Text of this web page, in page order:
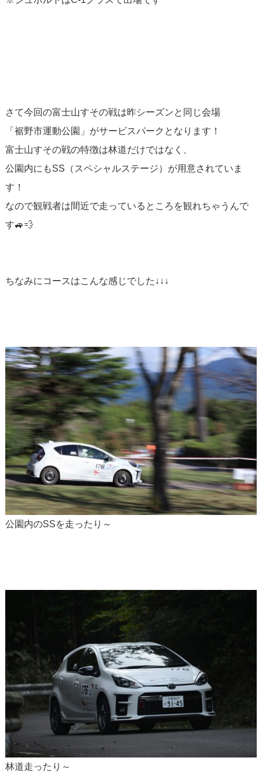
さて今回の富士山すその戦は昨シーズンと同じ会場
「裾野市運動公園」がサービスパークとなります！
富士山すその戦の特徴は林道だけではなく、
公園内にもSS（スペシャルステージ）が用意されていま
す！
なので観戦者は間近で走っているところを観れちゃうんで
す🚙💨
ちなみにコースはこんな感じでした↓↓↓
公園内のSSを走ったり～
林道走ったり～